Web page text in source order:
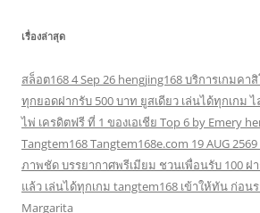
เรื่องล่าสุด
สล็อต168 4 Sep 26 hengjing168 บริการเกมค
ทุกยอดฝากรับ 500 บาท ยูสเดียว เล่นได้ทุกเกม
ไพ่ เครดิตฟรี ที่ 1 ของเอเชีย Top 6 by Emery
Tangtem168 Tangtem168e.com 19 AUG
ภาพชัด บรรยากาศพรีเมียม ชวนเพื่อนรับ 100
แล้ว เล่นได้ทุกเกม tangtem168 เข้าให้ทัน ก่อน
Margarita